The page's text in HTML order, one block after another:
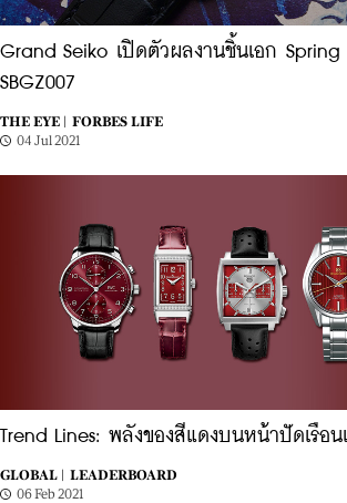
Grand Seiko เปิดตัวผลงานชิ้นเอก Spring
SBGZ007
THE EYE |
FORBES LIFE
04 Jul 2021
Trend Lines: พลังของสีแดงบนหน้าปัดเรือน
GLOBAL |
LEADERBOARD
06 Feb 2021